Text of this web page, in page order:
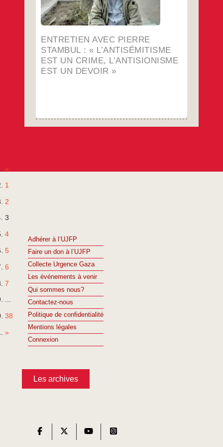
ENTRETIEN AVEC PIERRE
STAMBUL : « L’ANTISÉMITISME
EST UN CRIME, L’ANTISIONISME
EST UN DEVOIR »
Pierre
Stambul :
un
crime,
l’antisionisme
est
un
devoir »
«
1
2
3
4
5
6
7
...
38
»
Adhérer à l’UJFP
Faire un don à l’UJFP
Collecte Urgence Gaza
Les événements à venir
Qui sommes nous?
Contactez-nous
Politique de confidentialité
Mentions légales
Connexion
Les archives